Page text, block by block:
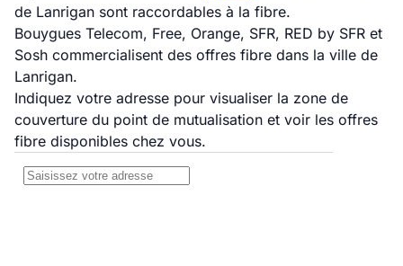
de Lanrigan sont raccordables à la fibre.
Bouygues Telecom, Free, Orange, SFR, RED by SFR et
Sosh commercialisent des offres fibre dans la ville de
Lanrigan.
Indiquez votre adresse pour visualiser la zone de
couverture du point de mutualisation et voir les offres
fibre disponibles chez vous.